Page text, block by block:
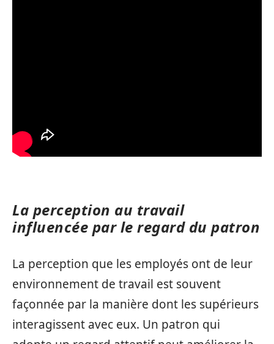
La perception au travail
influencée par le regard du patron
La perception que les employés ont de leur
environnement de travail est souvent
façonnée par la manière dont les supérieurs
interagissent avec eux. Un patron qui